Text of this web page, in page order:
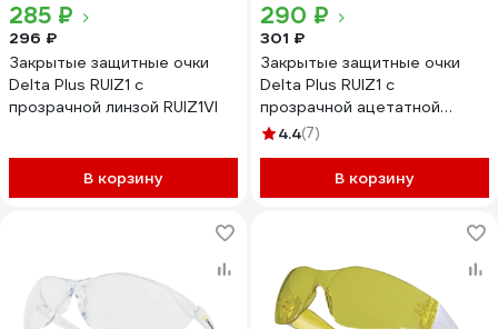
285 ₽
296 ₽
Закрытые защитные очки
Delta Plus RUIZ1 с
прозрачной линзой RUIZ1VI
В корзину
290 ₽
301 ₽
Закрытые защитные очки
Delta Plus RUIZ1 с
прозрачной ацетатной
линзой RUIZ1VIAC
4.4(7)
В корзину